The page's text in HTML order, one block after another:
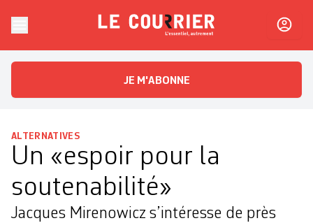
Le CourrierL'essentiel, autrement
JE M'ABONNE
ALTERNATIVES
Un «espoir pour la
soutenabilité»
Jacques Mirenowicz s’intéresse de près